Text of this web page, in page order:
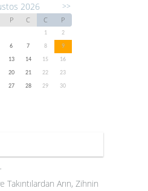
2026 >>
P C C P
1
2
6 7 8
9
13 14 15
16
20 21 22
23
27 28 29
30
Takıntılardan Arın, Zihnin